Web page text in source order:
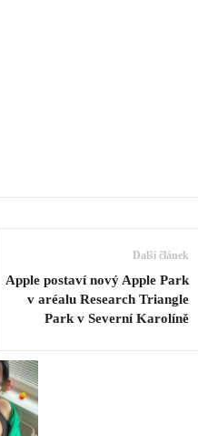
Další článek
Apple postaví nový Apple Park
v aréalu Research Triangle
Park v Severní Karolíně